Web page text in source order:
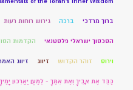
ברוך מרדכי ברכה גירוש רוחות רעות
הסכסוך ישראלי פלסטנאי הקדמות
וירוס זוהר הקדוש זיווג זיווג
כַּבֵּד אֶת אָבִיךָ וְאֶת אִמֶּךָ - לְמַעַן יַאֲרִכוּן